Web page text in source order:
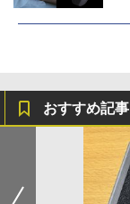
おすすめ記事